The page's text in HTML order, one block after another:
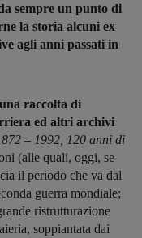
sempre un punto di
la storia alcuni ex
agli anni passati in
raccolta di
ed altri archivi
– 1992, 120 anni di
(alle quali, oggi, se
il periodo che va dal
guerra mondiale;
ristrutturazione
soppiantata dai